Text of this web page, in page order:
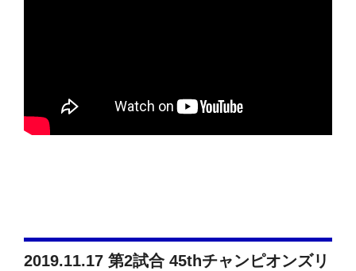
2019.11.17 第2試合 45thチャンピオンズリ